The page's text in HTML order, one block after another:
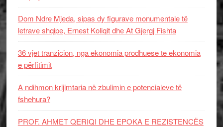
Dom Ndre Mjeda, sipas dy figurave monumentale të
letrave shqipe, Ernest Koliqit dhe At Gjergj Fishta
36 vjet tranzicion, nga ekonomia prodhuese te ekonomia
e përfitimit
A ndihmon krijimtaria në zbulimin e potencialeve të
fshehura?
PROF. AHMET QERIQI DHE EPOKA E REZISTENCЁS